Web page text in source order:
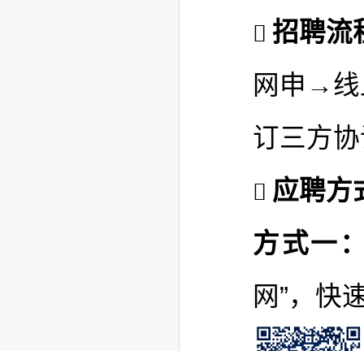
招聘流
网申→
订三方
应聘方
方式一
网”，快